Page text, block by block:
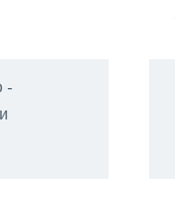
-